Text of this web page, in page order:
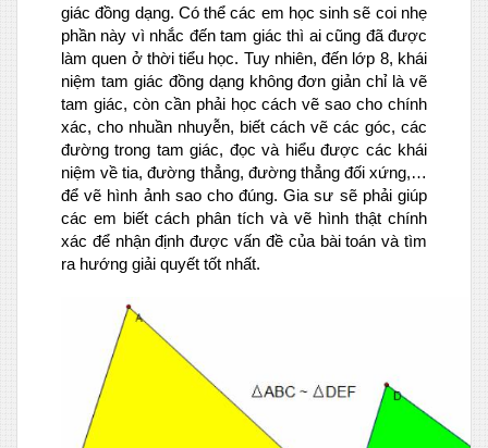
giác đồng dạng. Có thể các em học sinh sẽ coi nhẹ
phần này vì nhắc đến tam giác thì ai cũng đã được
làm quen ở thời tiểu học. Tuy nhiên, đến lớp 8, khái
niệm tam giác đồng dạng không đơn giản chỉ là vẽ
tam giác, còn cần phải học cách vẽ sao cho chính
xác, cho nhuần nhuyễn, biết cách vẽ các góc, các
đường trong tam giác, đọc và hiểu được các khái
niệm về tia, đường thẳng, đường thẳng đối xứng,…
để vẽ hình ảnh sao cho đúng. Gia sư sẽ phải giúp
các em biết cách phân tích và vẽ hình thật chính
xác để nhận định được vấn đề của bài toán và tìm
ra hướng giải quyết tốt nhất.